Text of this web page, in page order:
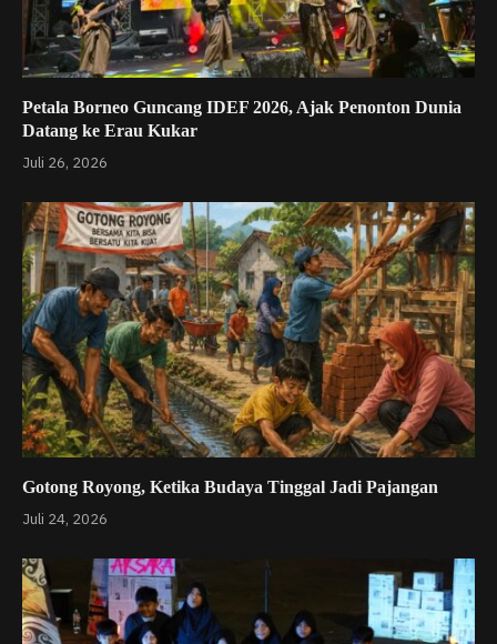
Petala Borneo Guncang IDEF 2026, Ajak Penonton Dunia
Datang ke Erau Kukar
Juli 26, 2026
Gotong Royong, Ketika Budaya Tinggal Jadi Pajangan
Juli 24, 2026